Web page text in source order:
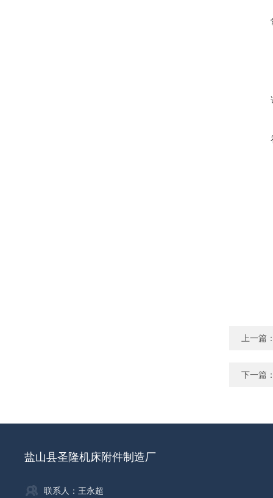
上一篇
下一篇
盐山县圣隆机床附件制造厂
联系人：王永超